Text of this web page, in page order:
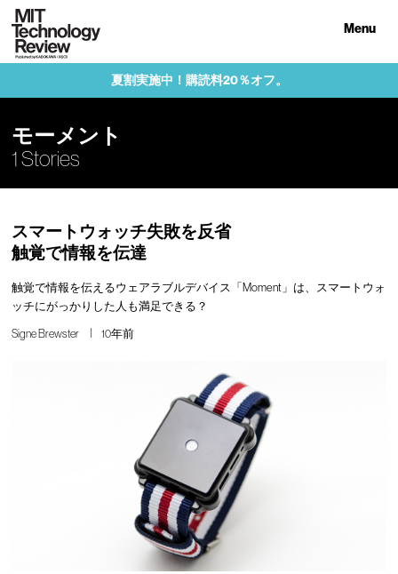
Menu
夏割実施中！購読料20％オフ。
モーメント
1 Stories
スマートウォッチ失敗を反省
触覚で情報を伝達
触覚で情報を伝えるウェアラブルデバイス「Moment」は、スマートウォ
ッチにがっかりした人も満足できる？
Signe Brewster 10年前